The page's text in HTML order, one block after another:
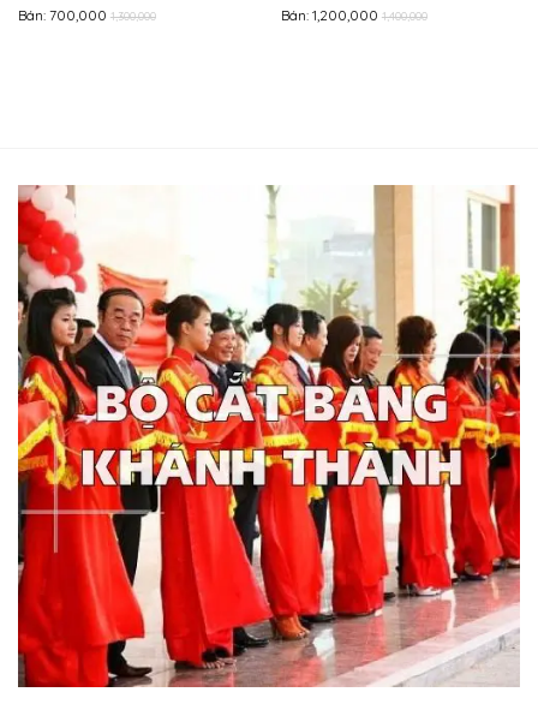
Bán: 700,000 1,300,000
Bán: 1,200,000 1,400,000